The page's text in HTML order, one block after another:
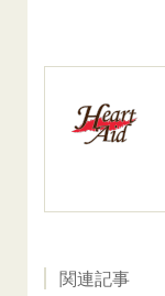
関連記事